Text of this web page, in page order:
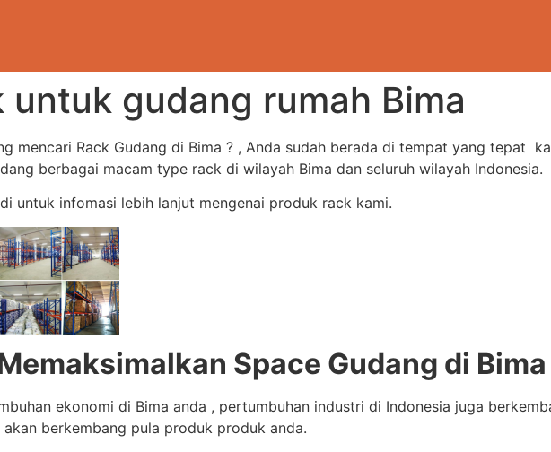
untuk gudang rumah Bima
mencari Rack Gudang di Bima ? , Anda sudah berada di tempat yang tepat
berbagai macam type rack di wilayah Bima dan seluruh wilayah Indonesia.
untuk infomasi lebih lanjut mengenai produk rack kami.
Space Gudang di
ekonomi di Bima anda , pertumbuhan industri di Indonesia juga
berkembang pula produk produk anda.